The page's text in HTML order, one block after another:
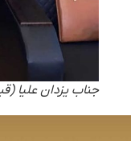
جناب یزدان علیا